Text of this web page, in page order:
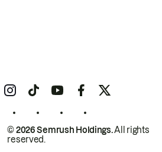
© 2026 Semrush Holdings.All rights
reserved.